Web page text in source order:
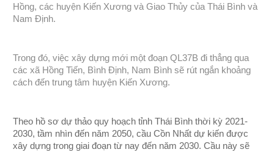
Hồng, các huyện Kiến Xương và Giao Thủy của Thái Bình và
Nam Định.
Trong đó, việc xây dựng mới một đoạn QL37B đi thẳng qua
các xã Hồng Tiến, Bình Định, Nam Bình sẽ rút ngắn khoảng
cách đến trung tâm huyện Kiến Xương.
Theo hồ sơ dự thảo quy hoạch tỉnh Thái Bình thời kỳ 2021-
2030, tầm nhìn đến năm 2050, cầu Cồn Nhất dự kiến được
xây dựng trong giai đoạn từ nay đến năm 2030. Cầu này sẽ